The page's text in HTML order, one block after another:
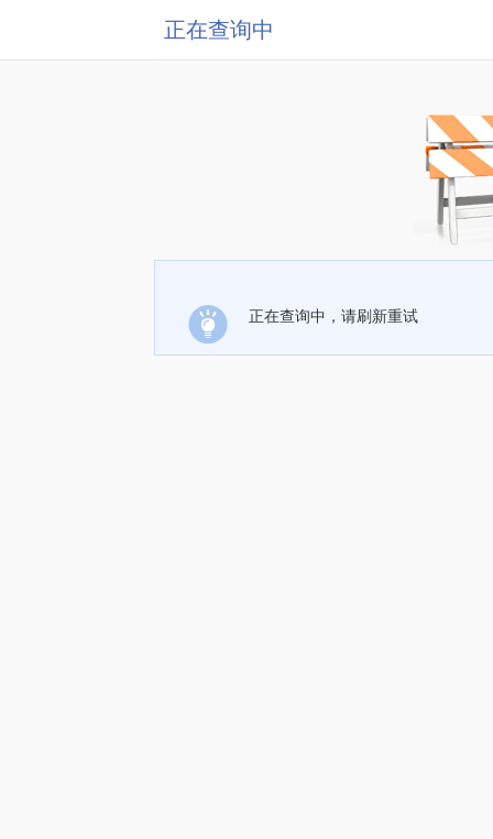
正在查询中
正在查询中，请刷新重试